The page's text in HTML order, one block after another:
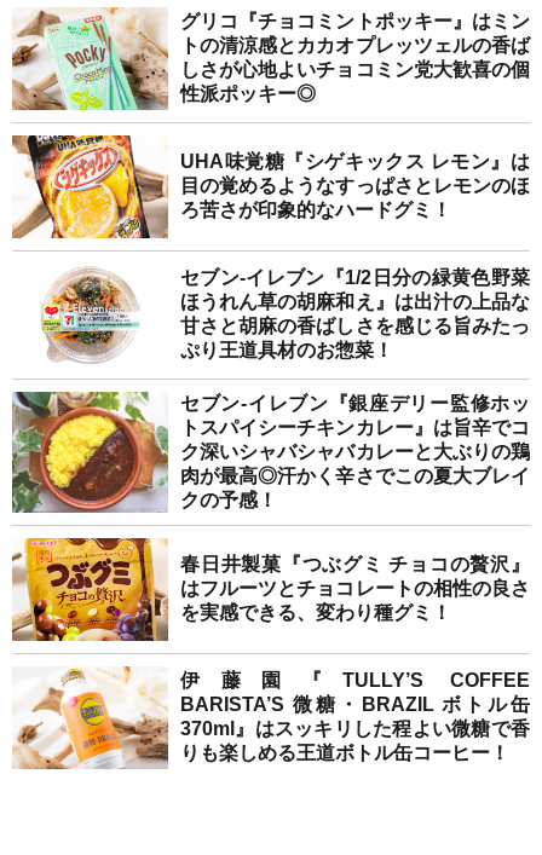
グリコ『チョコミントポッキー』はミン
トの清涼感とカカオプレッツェルの香ば
しさが心地よいチョコミン党大歓喜の個
性派ポッキー◎
UHA味覚糖『シゲキックス レモン』は
目の覚めるようなすっぱさとレモンのほ
ろ苦さが印象的なハードグミ！
セブン-イレブン『1/2日分の緑黄色野菜
ほうれん草の胡麻和え』は出汁の上品な
甘さと胡麻の香ばしさを感じる旨みたっ
ぷり王道具材のお惣菜！
セブン-イレブン『銀座デリー監修ホッ
トスパイシーチキンカレー』は旨辛でコ
ク深いシャバシャバカレーと大ぶりの鶏
肉が最高◎汗かく辛さでこの夏大ブレイ
クの予感！
春日井製菓『つぶグミ チョコの贅沢』
はフルーツとチョコレートの相性の良さ
を実感できる、変わり種グミ！
伊藤園『TULLY’S COFFEE
BARISTA’S 微糖・BRAZIL ボトル缶
370ml』はスッキリした程よい微糖で香
りも楽しめる王道ボトル缶コーヒー！